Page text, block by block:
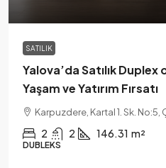
SATILIK
Yalova’da Satılık
Yaşam ve Yatırım Fırsatı
Karpuzdere, Kartal 1. Sk. No:5,
2 2 146.31 m²
DUBLEKS